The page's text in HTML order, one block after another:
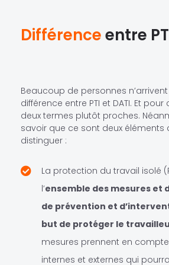
Différenceentre
Beaucoup de personnes
différence entre PTI et DATI. Et
deux termes plutôt proches.
savoir que ce sont deux éléments
distinguer :
La protection du travail isolé
l’ensemble des mesures et
de prévention et
but de protéger le
mesures prennent en
internes et externes qui